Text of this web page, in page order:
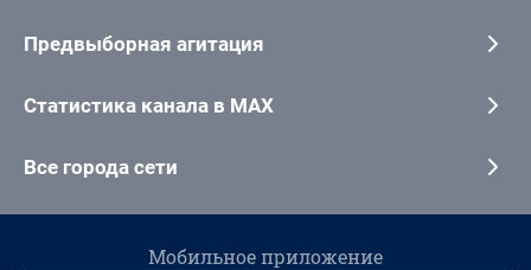
Предвыборная агитация
Статистика канала в MAX
Все города сети
Мобильное приложение